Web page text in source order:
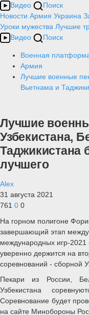
Видео
Поиск
Новости Армия Украина
Уроки мужества Лучшие
Видео
Поиск
Военная
Армия
Лучшие военные
Вьетнама и
Лучшие
Узбекистана,
Таджикистана
лучшего
Alex
31 августа 2021
761 0 0
На горном полигоне
завершающий этап
международных игр-2021
уверенно держится на
соревнований - сборной
Пекари из России,
Узбекистана
Соревнование будет
на сайте Минобороны